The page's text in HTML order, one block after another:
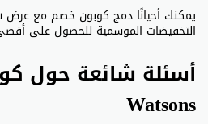
يمكنك أحيانًا دمج كوبون خصم مع
التخفيضات الموسمية للحصول على
أسئلة شائعة حول
Watsons